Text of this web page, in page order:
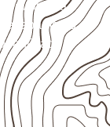
qual será o
acabamento